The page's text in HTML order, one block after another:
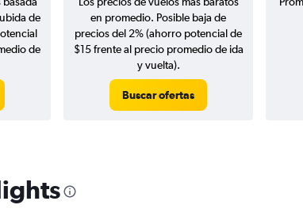
de
de
en promedio. Posible baja de
precios del 2% (ahorro potencial de
$15 frente al precio promedio de ida
y vuelta).
Buscar ofertas